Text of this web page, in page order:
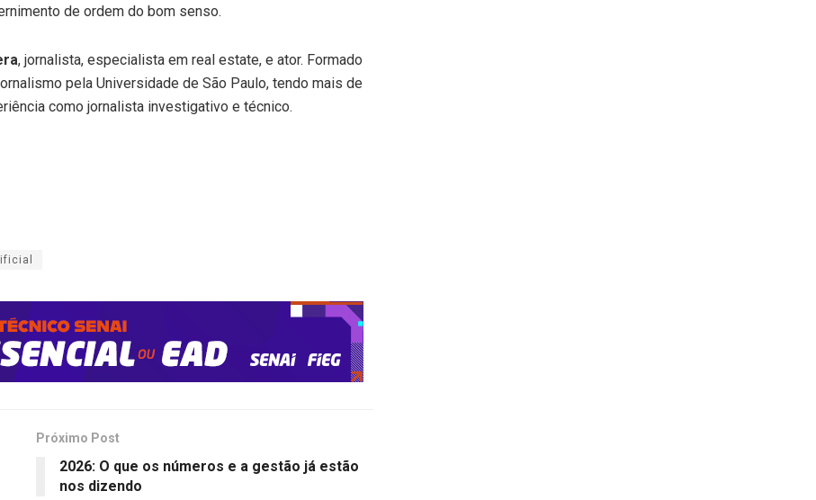
de ordem do bom senso.
, jornalista, especialista em real estate, e ator. Formado
pela Universidade de São Paulo, tendo mais de
como jornalista investigativo e técnico.
Próximo Post
2026: O que os números e a gestão já estão
nos dizendo